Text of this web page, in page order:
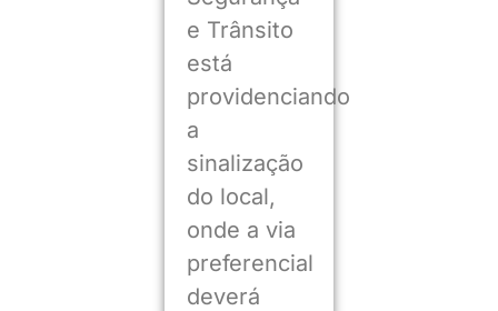
e Trânsito
está
providenciando
a
sinalização
do local,
onde a via
preferencial
deverá